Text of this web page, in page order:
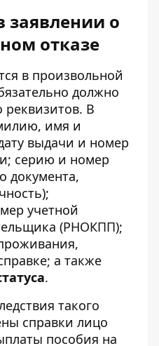
заявлении о
отказе
в произвольной
должно
реквизитов. В
имя и
выдачи и номер
серию и номер
документа,
учетной
(РНОКПП);
а также
.
такого
справки лицо
пособия на